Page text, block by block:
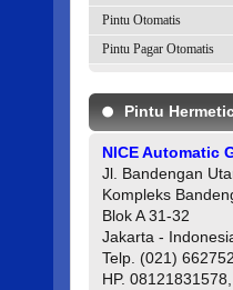
Pintu Otomatis
Pintu Pagar Otomatis
Pintu
NICE Automatic
Jl. Bandengan
Kompleks
Blok A 31-32
Jakarta -
Telp. (021)
HP.